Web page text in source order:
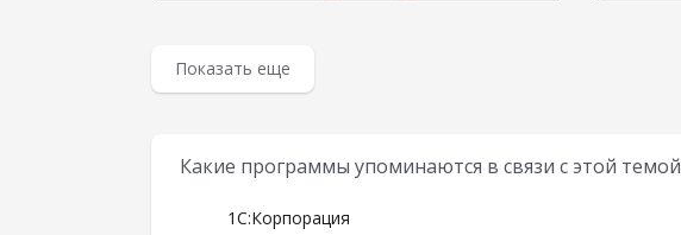
Показать еще
Какие программы упоминаются в связи с этой темой
1С:Корпорация